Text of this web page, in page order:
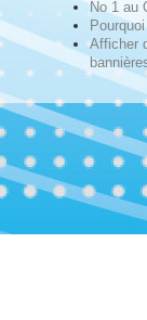
No 1 au
Afficher